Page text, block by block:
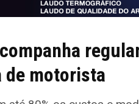
de motorista